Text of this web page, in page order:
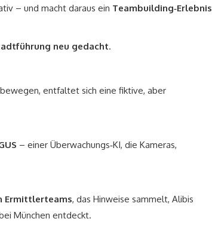
– und macht daraus ein Teambuilding‑Erlebnis
neu gedacht.
entfaltet sich eine fiktive, aber
– einer Überwachungs‑KI, die Kameras,
Ermittlerteams, das Hinweise sammelt, Alibis
München entdeckt.